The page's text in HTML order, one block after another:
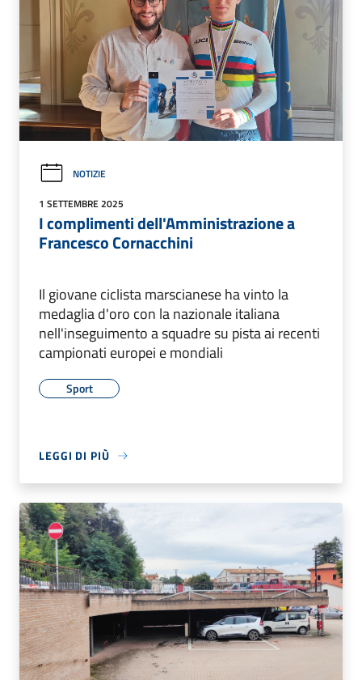
NOTIZIE
1 SETTEMBRE 2025
I complimenti dell'Amministrazione a
Francesco Cornacchini
Il giovane ciclista marscianese ha vinto la
medaglia d'oro con la nazionale italiana
nell'inseguimento a squadre su pista ai recenti
campionati europei e mondiali
Sport
LEGGI DI PIÙ